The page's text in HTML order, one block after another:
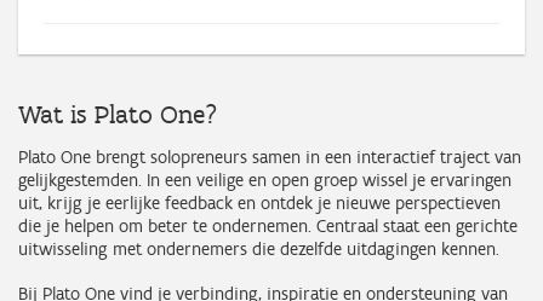
Wat is Plato One?
Plato One brengt solopreneurs samen in een interactief traject van
gelijkgestemden. In een veilige en open groep wissel je ervaringen
uit, krijg je eerlijke feedback en ontdek je nieuwe perspectieven
die je helpen om beter te ondernemen. Centraal staat een gerichte
uitwisseling met ondernemers die dezelfde uitdagingen kennen.
Bij Plato One vind je verbinding, inspiratie en ondersteuning van